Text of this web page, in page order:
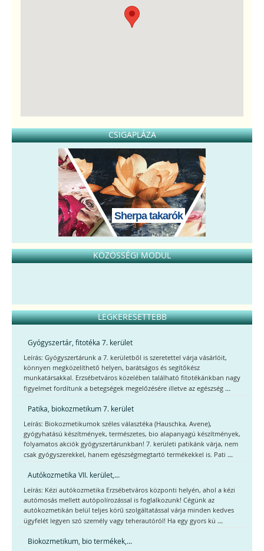
CSIGAPLÁZA
Sherpa takarók
KÖZÖSSÉGI MODUL
LEGKERESETTEBB
Gyógyszertár, fitotéka 7. kerület
Leírás: Gyógyszertárunk a 7. kerületből is szeretettel várja vásárlóit,
könnyen megközelíthető helyen, barátságos és segítőkész
munkatársakkal. Erzsébetváros közelében található fitotékánkban nagy
figyelmet fordítunk a betegségek megelőzésére illetve az egészség ...
Patika, biokozmetikum 7. kerület
Leírás: Biokozmetikumok széles választéka (Hauschka, Avene),
gyógyhatású készítmények, természetes, bio alapanyagú készítmények,
folyamatos akciók gyógyszertárunkban! 7. kerületi patikánk várja, nem
csak gyógyszerekkel, hanem egészségmegtartó termékekkel is. Pati ...
Autókozmetika VII. kerület,...
Leírás: Kézi autókozmetika Erzsébetváros központi helyén, ahol a kézi
autómosás mellett autópolírozással is foglalkozunk! Cégünk az
autókozmetikán belül teljes körű szolgáltatással várja minden kedves
ügyfelét legyen szó személy vagy teherautóról! Ha egy gyors kü ...
Biokozmetikum, bio termékek,...